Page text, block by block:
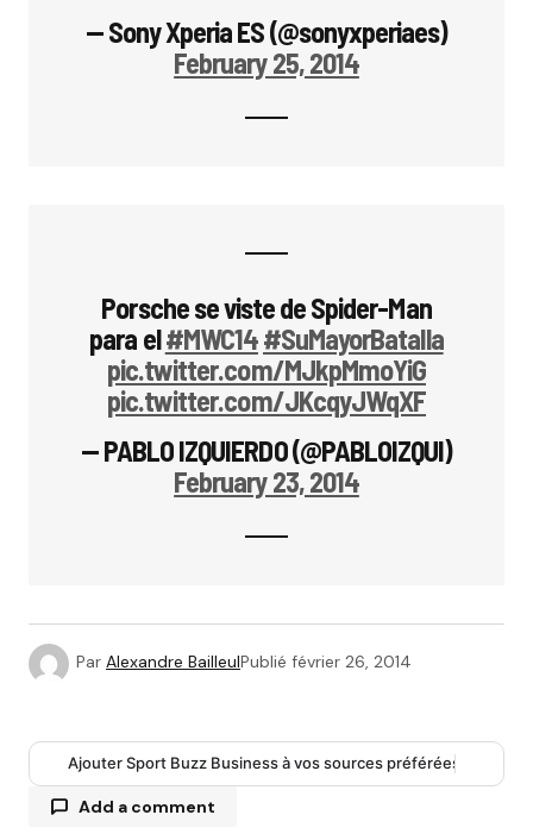
— Sony Xperia ES (@sonyxperiaes)
February 25, 2014
Porsche se viste de Spider-Man
para el#MWC14#SuMayorBatalla
pic.twitter.com/MJkpMmoYiG
pic.twitter.com/JKcqyJWqXF
— PABLO IZQUIERDO (@PABLOIZQUI)
February 23, 2014
Par Alexandre BailleulPublié février 26, 2014
Ajouter Sport Buzz Business à vos sources préférées
Add a comment